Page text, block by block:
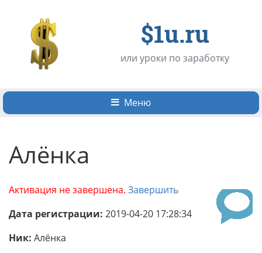
$1u.ru
или уроки по заработку
Меню
Алёнка
Активация не завершена. Завершить
Дата регистрации: 2019-04-20 17:28:34
Ник: Алёнка